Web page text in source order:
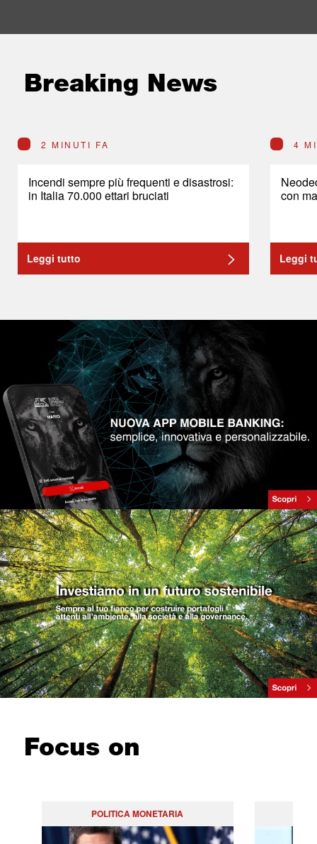
Breaking News
2 MINUTI FA
Incendi sempre più frequenti e disastrosi:
in Italia 70.000 ettari bruciati
Leggi tutto
4
con
Leggi
Focus on
POLITICA MONETARIA